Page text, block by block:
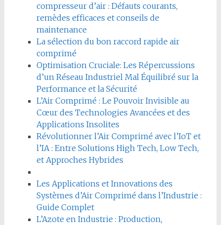
compresseur d’air : Défauts courants,
remèdes efficaces et conseils de
maintenance
La sélection du bon raccord rapide air
comprimé
Optimisation Cruciale: Les Répercussions
d’un Réseau Industriel Mal Équilibré sur la
Performance et la Sécurité
L’Air Comprimé : Le Pouvoir Invisible au
Cœur des Technologies Avancées et des
Applications Insolites
Révolutionner l’Air Comprimé avec l’IoT et
l’IA : Entre Solutions High Tech, Low Tech,
et Approches Hybrides
Les Applications et Innovations des
Systèmes d’Air Comprimé dans l’Industrie :
Guide Complet
L’Azote en Industrie : Production,